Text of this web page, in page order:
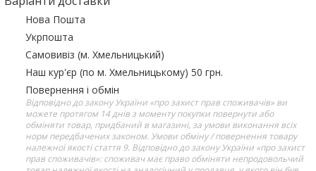
Нова Пошта
Укрпошта
Самовивіз (м. Хмельницький)
Наш кур'єр (по м. Хмельницькому) 50 грн.
Повернення і обмін
Відповідно до закону України «про захист прав споживачів» ви
можете протягом 14 днів з моменту покупки повернути або
обміняти товар, придбаний в магазині, за умови виконання всіх
норм передбачених законом. Умови обміну / повернення товару
належної якості стаття 9. Відповідно до закону України «про захист
прав споживачів»: споживач має право обміняти непродовольчий